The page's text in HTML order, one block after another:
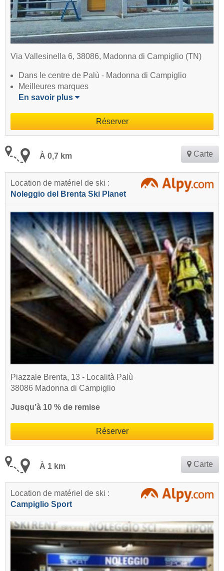
Via Vallesinella 6, 38086, Madonna di Campiglio (TN)
Dans le centre de Palù - Madonna di Campiglio
Meilleures marques
En savoir plus
Réserver
À 0,7 km Carte
Location de matériel de ski :
Noleggio del Brenta Ski Planet
Piazzale Brenta, 13 - Località Palù
38086 Madonna di Campiglio
Jusqu’à 10 % de remise
Réserver
À 1 km Carte
Location de matériel de ski :
Campiglio Sport